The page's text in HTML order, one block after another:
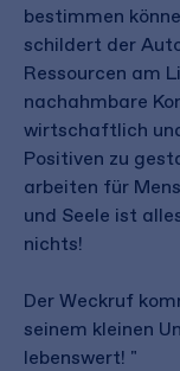
bestimmen
schildert der
Ressourcen am
nachahmbare
wirtschaftlich
Positiven zu
arbeiten für
und Seele ist
nichts!
Der Weckruf
seinem kleinen
lebenswert! "